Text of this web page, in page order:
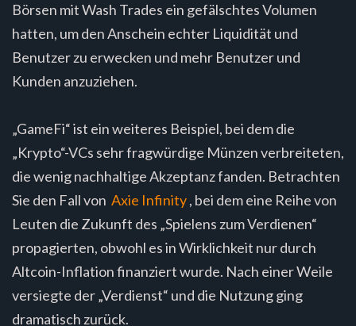
Börsen mit Wash Trades ein gefälschtes Volumen
hatten, um den Anschein echter Liquidität und
Benutzer zu erwecken und mehr Benutzer und
Kunden anzuziehen.
„GameFi“ ist ein weiteres Beispiel, bei dem die
„Krypto“-VCs sehr fragwürdige Münzen verbreiteten,
die wenig nachhaltige Akzeptanz fanden. Betrachten
Sie den Fall von Axie Infinity, bei dem eine Reihe von
Leuten die Zukunft des „Spielens zum Verdienen“
propagierten, obwohl es in Wirklichkeit nur durch
Altcoin-Inflation finanziert wurde. Nach einer Weile
versiegte der „Verdienst“ und die Nutzung ging
dramatisch zurück.